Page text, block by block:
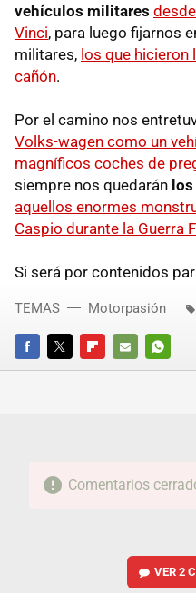
vehículos militares
Vinci, para luego fijarnos
militares, los que hicieron
cañón.
Por el camino nos
Volks-wagen como un
magníficos coches de
siempre nos quedarán
aquellos enormes
Caspio durante la Guerra
Si será por contenidos
FACEBOOKTWITTERFLIPBOARD
E-
TEMAS Motorpasión
Comentarios
VER2